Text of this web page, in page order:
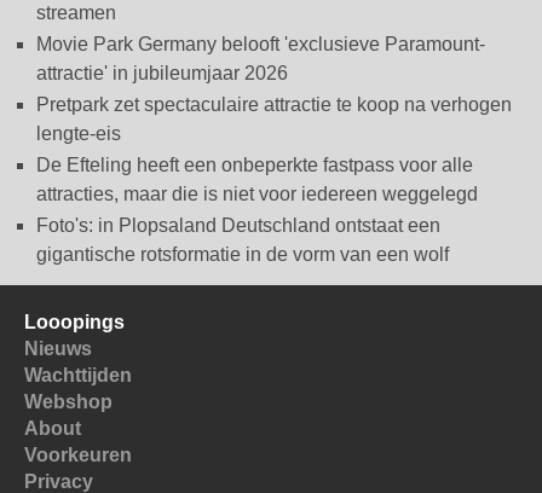
streamen
Movie Park Germany belooft 'exclusieve Paramount-
attractie' in jubileumjaar 2026
Pretpark zet spectaculaire attractie te koop na verhogen
lengte-eis
De Efteling heeft een onbeperkte fastpass voor alle
attracties, maar die is niet voor iedereen weggelegd
Foto's: in Plopsaland Deutschland ontstaat een
gigantische rotsformatie in de vorm van een wolf
Looopings
Nieuws
Wachttijden
Webshop
About
Voorkeuren
Privacy